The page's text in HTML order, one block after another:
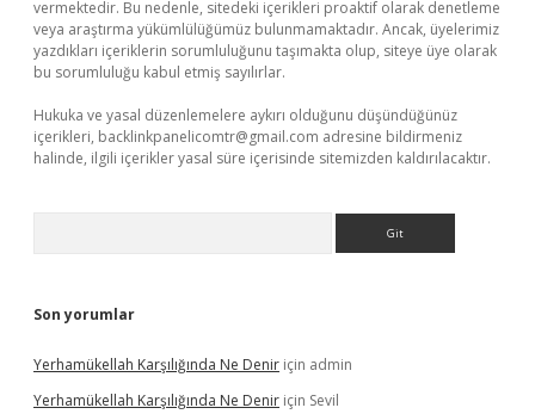
vermektedir. Bu nedenle, sitedeki içerikleri proaktif olarak denetleme
veya araştırma yükümlülüğümüz bulunmamaktadır. Ancak, üyelerimiz
yazdıkları içeriklerin sorumluluğunu taşımakta olup, siteye üye olarak
bu sorumluluğu kabul etmiş sayılırlar.
Hukuka ve yasal düzenlemelere aykırı olduğunu düşündüğünüz
içerikleri, backlinkpanelicomtr@gmail.com adresine bildirmeniz
halinde, ilgili içerikler yasal süre içerisinde sitemizden kaldırılacaktır.
Son yorumlar
Yerhamükellah Karşılığında Ne Denir için admin
Yerhamükellah Karşılığında Ne Denir için Sevil